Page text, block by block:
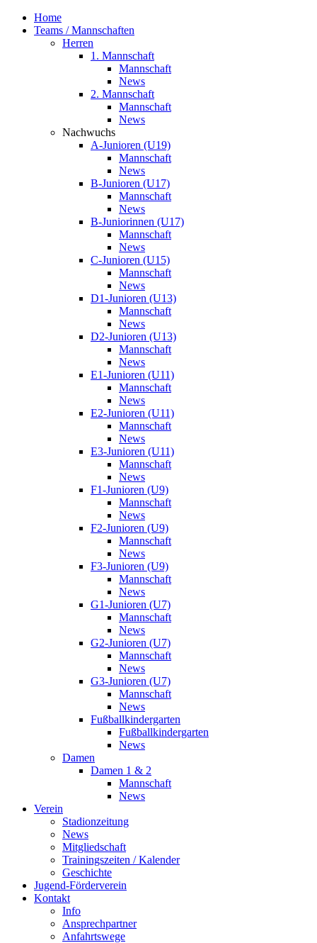
Home
Teams / Mannschaften
Herren
1. Mannschaft
Mannschaft
News
2. Mannschaft
Mannschaft
News
Nachwuchs
A-Junioren (U19)
Mannschaft
News
B-Junioren (U17)
Mannschaft
News
B-Juniorinnen (U17)
Mannschaft
News
C-Junioren (U15)
Mannschaft
News
D1-Junioren (U13)
Mannschaft
News
D2-Junioren (U13)
Mannschaft
News
E1-Junioren (U11)
Mannschaft
News
E2-Junioren (U11)
Mannschaft
News
E3-Junioren (U11)
Mannschaft
News
F1-Junioren (U9)
Mannschaft
News
F2-Junioren (U9)
Mannschaft
News
F3-Junioren (U9)
Mannschaft
News
G1-Junioren (U7)
Mannschaft
News
G2-Junioren (U7)
Mannschaft
News
G3-Junioren (U7)
Mannschaft
News
Fußballkindergarten
Fußballkindergarten
News
Damen
Damen 1 & 2
Mannschaft
News
Verein
Stadionzeitung
News
Mitgliedschaft
Trainingszeiten / Kalender
Geschichte
Jugend-Förderverein
Kontakt
Info
Ansprechpartner
Anfahrtswege